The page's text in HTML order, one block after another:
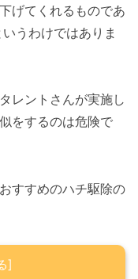
げてくれるものであ
うわけではありま
レントさんが実施し
をするのは危険で
すすめのハチ駆除の